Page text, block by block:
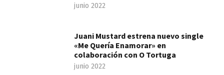
junio 2022
Juani Mustard estrena nuevo single
«Me Quería Enamorar» en
colaboración con O Tortuga
junio 2022